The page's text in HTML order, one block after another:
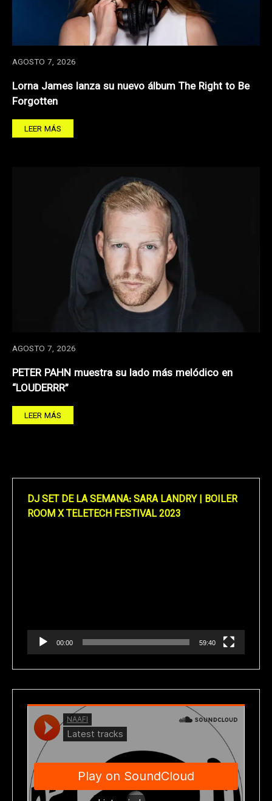
AGOSTO 7, 2026
Lorna James lanza su nuevo álbum The Right to Be
Forgotten
LEER MÁS
AGOSTO 7, 2026
PETER PAHN muestra su lado más melódico en
“LOUDERRR”
LEER MÁS
DJ SET DE LA SEMANA: SARA LANDRY | BOILER
ROOM X TELETECH FESTIVAL 2023
00:00 59:40